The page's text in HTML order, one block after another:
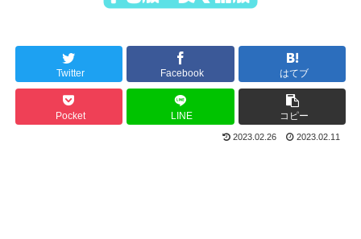
Twitter Facebook はてブ
Pocket LINE コピー
2023.02.26 2023.02.11